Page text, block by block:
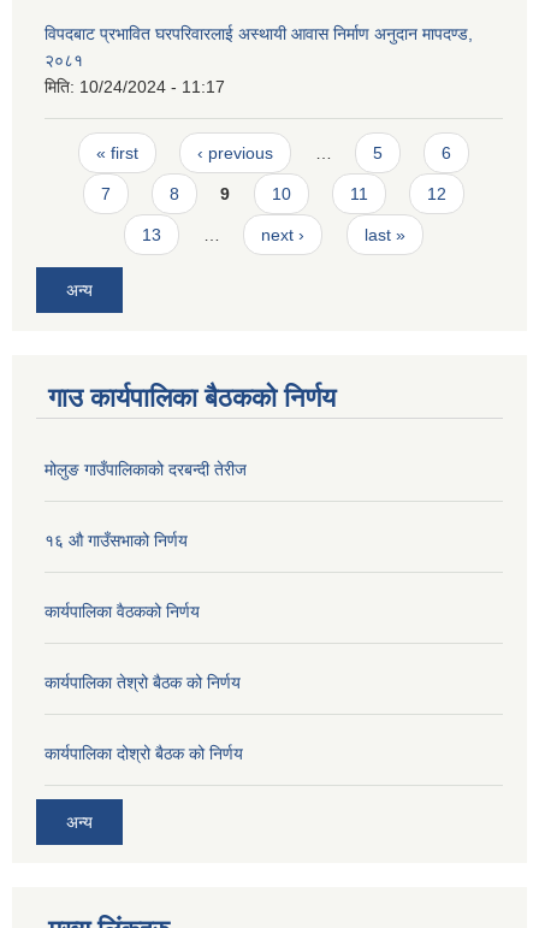
विपदबाट प्रभावित घरपरिवारलाई अस्थायी आवास निर्माण अनुदान मापदण्ड,
२०८१
मिति: 10/24/2024 - 11:17
Pages
« first ‹ previous 5 6
7 8 9 10 11 12
13 next › last »
अन्य
गाउ कार्यपालिका बैठकको निर्णय
मोलुङ गाउँपालिकाको दरबन्दी तेरीज
१६ औ गाउँसभाको निर्णय
कार्यपालिका वैठकको निर्णय
कार्यपालिका तेश्रो बैठक को निर्णय
कार्यपालिका दोश्रो बैठक को निर्णय
अन्य